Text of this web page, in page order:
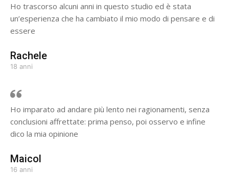
Ho trascorso alcuni anni in questo studio ed è stata
un’esperienza che ha cambiato il mio modo di pensare e di
essere
Rachele
18 anni
Ho imparato ad andare più lento nei ragionamenti, senza
conclusioni affrettate: prima penso, poi osservo e infine
dico la mia opinione
Maicol
16 anni